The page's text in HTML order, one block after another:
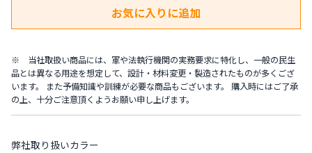
※ 当社取扱い商品には、軍や法執行機関の実務要求に特化し、一般の民生
品とは異なる用途を想定して、設計・材料変更・製造されたものが多くござ
います。 また予備知識や訓練が必要な商品もございます。 購入時にはご了承
の上、十分ご注意頂くようお願い申し上げます。
弊社取り扱いカラー